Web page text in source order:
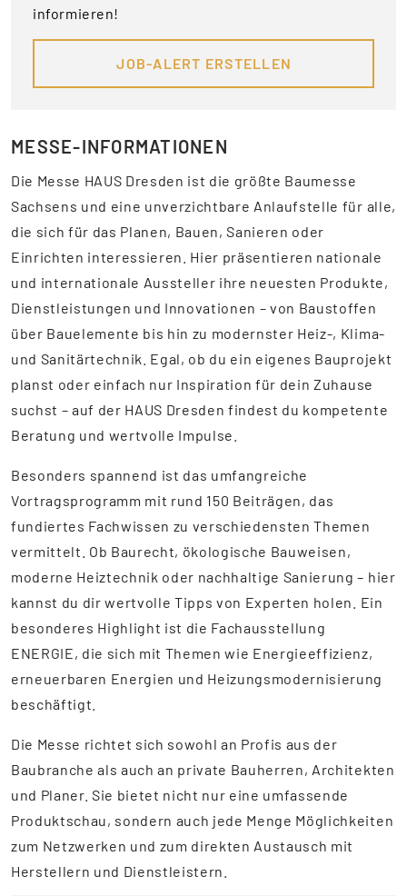
informieren!
JOB-ALERT ERSTELLEN
MESSE-INFORMATIONEN
Die Messe HAUS Dresden ist die größte Baumesse
Sachsens und eine unverzichtbare Anlaufstelle für alle,
die sich für das Planen, Bauen, Sanieren oder
Einrichten interessieren. Hier präsentieren nationale
und internationale Aussteller ihre neuesten Produkte,
Dienstleistungen und Innovationen – von Baustoffen
über Bauelemente bis hin zu modernster Heiz-, Klima-
und Sanitärtechnik. Egal, ob du ein eigenes Bauprojekt
planst oder einfach nur Inspiration für dein Zuhause
suchst – auf der HAUS Dresden findest du kompetente
Beratung und wertvolle Impulse.
Besonders spannend ist das umfangreiche
Vortragsprogramm mit rund 150 Beiträgen, das
fundiertes Fachwissen zu verschiedensten Themen
vermittelt. Ob Baurecht, ökologische Bauweisen,
moderne Heiztechnik oder nachhaltige Sanierung – hier
kannst du dir wertvolle Tipps von Experten holen. Ein
besonderes Highlight ist die Fachausstellung
ENERGIE, die sich mit Themen wie Energieeffizienz,
erneuerbaren Energien und Heizungsmodernisierung
beschäftigt.
Die Messe richtet sich sowohl an Profis aus der
Baubranche als auch an private Bauherren, Architekten
und Planer. Sie bietet nicht nur eine umfassende
Produktschau, sondern auch jede Menge Möglichkeiten
zum Netzwerken und zum direkten Austausch mit
Herstellern und Dienstleistern.